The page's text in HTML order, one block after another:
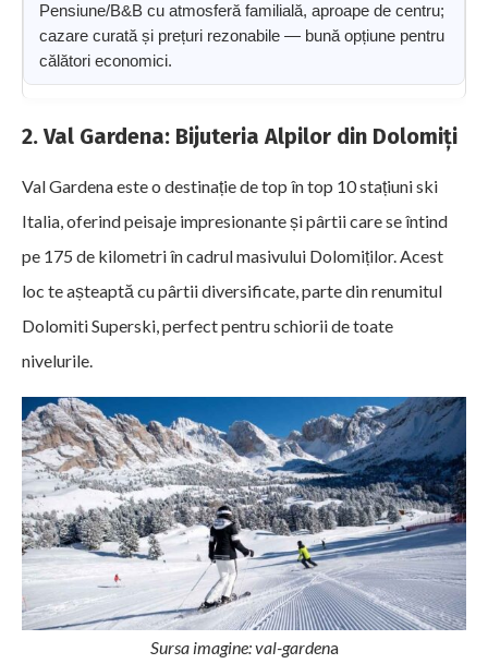
Pensiune/B&B cu atmosferă familială, aproape de centru;
cazare curată și prețuri rezonabile — bună opțiune pentru
călători economici.
2. Val Gardena: Bijuteria Alpilor din Dolomiți
Val Gardena este o destinație de top în top 10 stațiuni ski
Italia, oferind peisaje impresionante și pârtii care se întind
pe 175 de kilometri în cadrul masivului Dolomiților. Acest
loc te așteaptă cu pârtii diversificate, parte din renumitul
Dolomiti Superski, perfect pentru schiorii de toate
nivelurile.
Sursa imagine: val-gardena